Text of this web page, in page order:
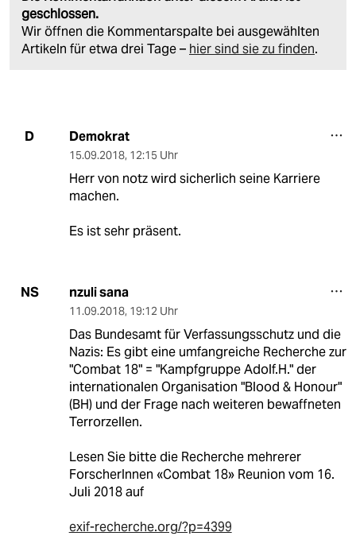
geschlossen.
Wir öffnen die Kommentarspalte bei ausgewählten
Artikeln für etwa drei Tage – hier sind sie zu finden.
D Demokrat
15.09.2018, 12:15 Uhr
Herr von notz wird sicherlich seine Karriere
machen.
Es ist sehr präsent.
NS nzuli sana
11.09.2018, 19:12 Uhr
Das Bundesamt für Verfassungsschutz und die
Nazis: Es gibt eine umfangreiche Recherche zur
"Combat 18" = "Kampfgruppe Adolf.H." der
internationalen Organisation "Blood & Honour"
(BH) und der Frage nach weiteren bewaffneten
Terrorzellen.
Lesen Sie bitte die Recherche mehrerer
ForscherInnen «Combat 18» Reunion vom 16.
Juli 2018 auf
exif-recherche.org/?p=4399